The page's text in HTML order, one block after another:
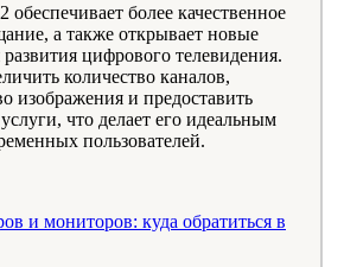
более качественное
а также открывает новые
цифрового телевидения.
количество каналов,
изображения и предоставить
что делает его идеальным
пользователей.
и мониторов: куда обратиться в